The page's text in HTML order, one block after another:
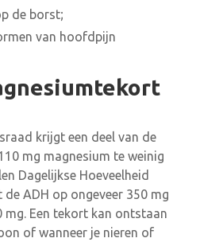
de borst;
van hoofdpijn
krijgt een deel van de
mg magnesium te weinig
Dagelijkse Hoeveelheid
ADH op ongeveer 350 mg
Een tekort kan ontstaan
of wanneer je nieren of